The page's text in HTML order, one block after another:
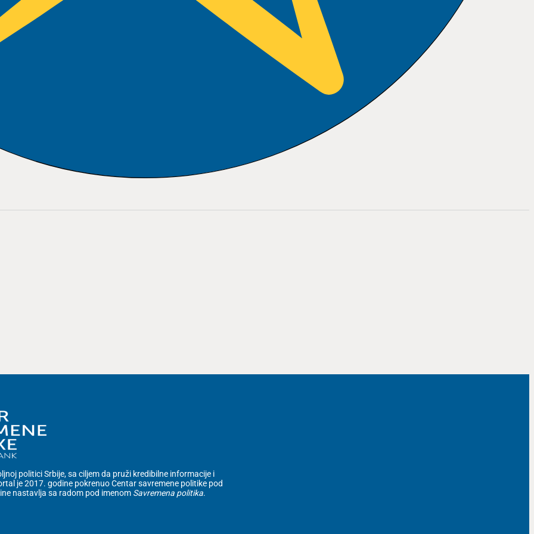
politici Srbije, sa ciljem da pruži kredibilne informacije i
je 2017. godine pokrenuo Centar savremene politike pod
nastavlja sa radom pod imenom Savremena politika.